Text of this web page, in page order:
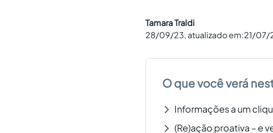
Tamara Traldi
28/09/23, atualizado em:21/07/
O que você verá
Informações a um
(Re)ação proativa – e